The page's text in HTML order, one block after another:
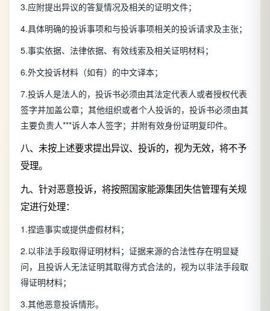
3.应附提出异议的答复情况及相关的证明文件；
4.具体明确的投诉事项和与投诉事项相关的投诉请求及主张；
5.事实依据、法律依据、有效线索及相关证明材料；
6.外文投诉材料（如有）的中文译本；
7.投诉人是法人的，投诉书必须由其法定代表人或者授权代表
签字并加盖公章；其他组织或者个人投诉的，投诉书必须由其
主要负责人***诉人本人签字；并附有效身份证明复印件。
八、未按上述要求提出异议、投诉的，视为无效，将不予
受理。
九、针对恶意投诉，将按照国家能源集团失信管理有关规
定进行处理：
1.捏造事实或提供虚假材料；
2.以非法手段取得证明材料；证据来源的合法性存在明显疑
问，且投诉人无法证明其取得方式合法的，视为以非法手段取
得证明材料；
3.其他恶意投诉情形。